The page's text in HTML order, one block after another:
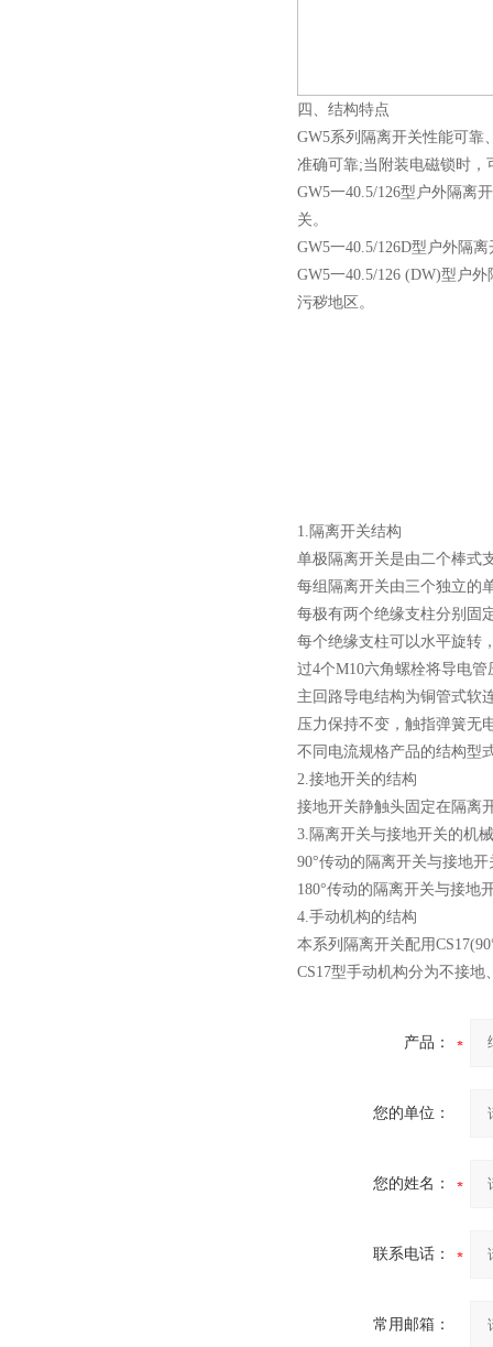
四、结构特点
GW5系列隔离开关性能可靠
准确可靠;当附装电磁锁时
GW5一40.5/126型户外隔离
关。
GW5一40.5/126D型户外隔
GW5一40.5/126 (DW)型户
污秽地区。
1.隔离开关结构
单极隔离开关是由二个棒式
每组隔离开关由三个独立的
每极有两个绝缘支柱分别固
每个绝缘支柱可以水平旋转
过4个M10六角螺栓将导电
主回路导电结构为铜管式软
压力保持不变，触指弹簧无
不同电流规格产品的结构型
2.接地开关的结构
接地开关静触头固定在隔离
3.隔离开关与接地开关的机
90°传动的隔离开关与接地
180°传动的隔离开关与接地
4.手动机构的结构
本系列隔离开关配用
CS17型手动机构分为不接
产品：
您的单位：
您的姓名：
联系电话：
常用邮箱：